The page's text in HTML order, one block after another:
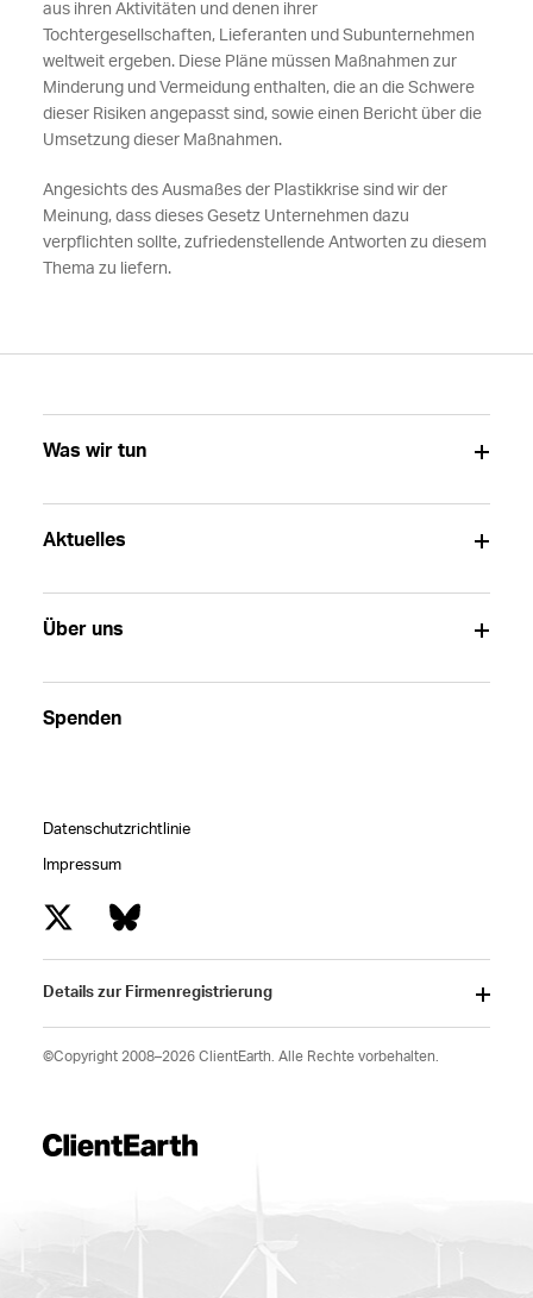
aus ihren Aktivitäten und denen ihrer
Tochtergesellschaften, Lieferanten und Subunternehmen
weltweit ergeben. Diese Pläne müssen Maßnahmen zur
Minderung und Vermeidung enthalten, die an die Schwere
dieser Risiken angepasst sind, sowie einen Bericht über die
Umsetzung dieser Maßnahmen.
Angesichts des Ausmaßes der Plastikkrise sind wir der
Meinung, dass dieses Gesetz Unternehmen dazu
verpflichten sollte, zufriedenstellende Antworten zu diesem
Thema zu liefern.
Was wir tun
Aktuelles
Über uns
Spenden
Datenschutzrichtlinie
Impressum
Details zur Firmenregistrierung
©Copyright 2008–2026 ClientEarth. Alle Rechte vorbehalten.